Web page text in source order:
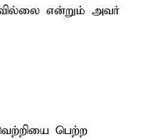
என்றும் அவர்
பெற்ற